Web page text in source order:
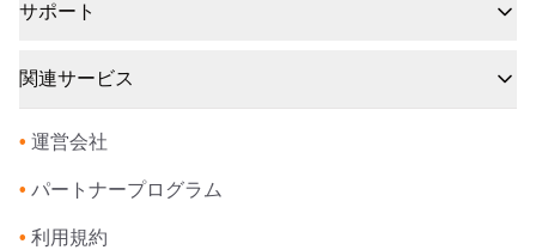
サポート
関連サービス
• 運営会社
• パートナープログラム
• 利用規約